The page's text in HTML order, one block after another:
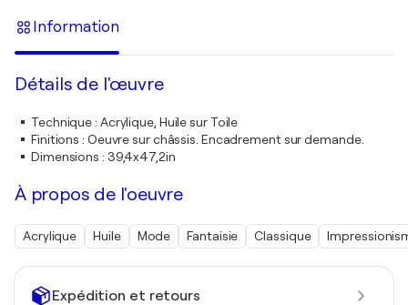
Expédition et retours
Information
Détails de l'œuvre
Technique: Acrylique, Huile sur Toile
Finitions : Oeuvre sur châssis. Encadrement sur demande.
Dimensions : 39,4x47,2in
À propos de l'oeuvre
Acrylique Huile Mode Fantaisie Classique